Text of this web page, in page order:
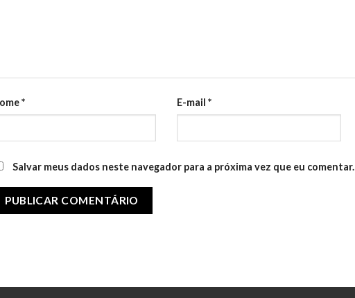
* E-mail *
Salvar meus dados neste navegador para a próxima vez que eu comentar.